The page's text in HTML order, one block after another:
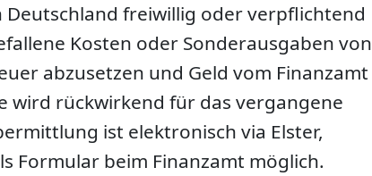
Deutschland freiwillig oder verpflichtend
Kosten oder Sonderausgaben von
abzusetzen und Geld vom Finanzamt
wird rückwirkend für das vergangene
ist elektronisch via Elster,
Formular beim Finanzamt möglich.